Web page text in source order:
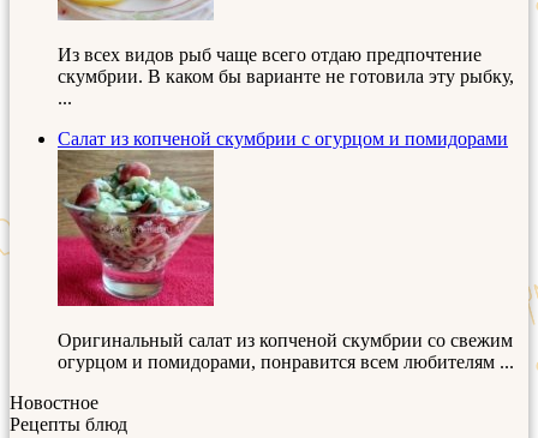
Из всех видов рыб чаще всего отдаю предпочтение
скумбрии. В каком бы варианте не готовила эту рыбку,
...
Салат из копченой скумбрии с огурцом и помидорами
Оригинальный салат из копченой скумбрии со свежим
огурцом и помидорами, понравится всем любителям ...
Новостное
Рецепты блюд